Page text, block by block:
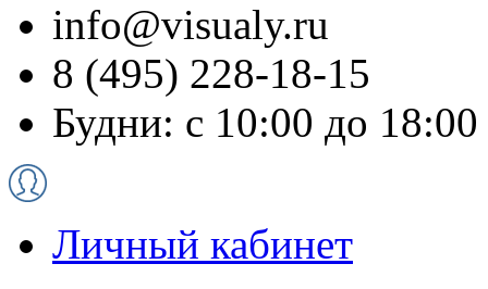
info@visualy.ru
8 (495) 228-18-15
Будни: с 10:00 до 18:00
Личный кабинет